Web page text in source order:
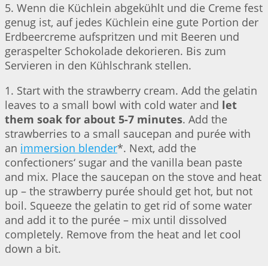
5. Wenn die Küchlein abgekühlt und die Creme fest
genug ist, auf jedes Küchlein eine gute Portion der
Erdbeercreme aufspritzen und mit Beeren und
geraspelter Schokolade dekorieren. Bis zum
Servieren in den Kühlschrank stellen.
1. Start with the strawberry cream. Add the gelatin
leaves to a small bowl with cold water and let
them soak for about 5-7 minutes. Add the
strawberries to a small saucepan and purée with
an immersion blender*. Next, add the
confectioners‘ sugar and the vanilla bean paste
and mix. Place the saucepan on the stove and heat
up – the strawberry purée should get hot, but not
boil. Squeeze the gelatin to get rid of some water
and add it to the purée – mix until dissolved
completely. Remove from the heat and let cool
down a bit.